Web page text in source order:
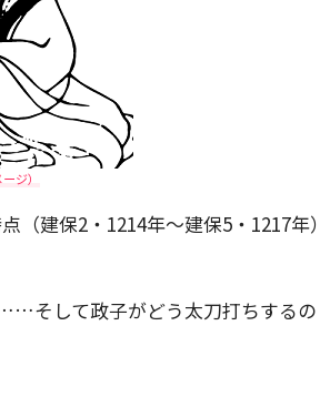
ジ）
建保2・1214年～建保5・1217年）
そして政子がどう太刀打ちするの